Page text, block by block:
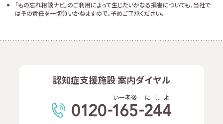
「もの忘れ相談ナビ」のご利用によって生じたいかなる損害についても、当社で
はその責任を一切負いかねますので、予めご了承ください。
認知症支援施設 案内ダイヤル
いー老後 に し よ